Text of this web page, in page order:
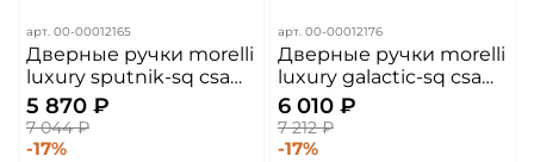
арт. 00-00012165
Дверные ручки morelli
luxury sputnik-sq csa
цвет - матовый хром
5 870 ₽
7 044 ₽
-17%
арт. 00-00012176
Дверные ручки morelli
luxury galactic-sq csa
цвет - матовый хром
6 010 ₽
7 212 ₽
-17%